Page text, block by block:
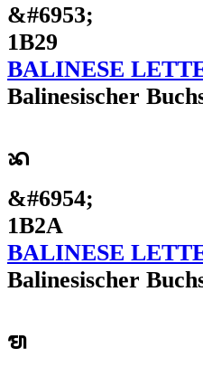
&#6953;
1B29
BALINESE
Balinesischer
ᬪ
&#6954;
1B2A
BALINESE
Balinesischer
ᬫ